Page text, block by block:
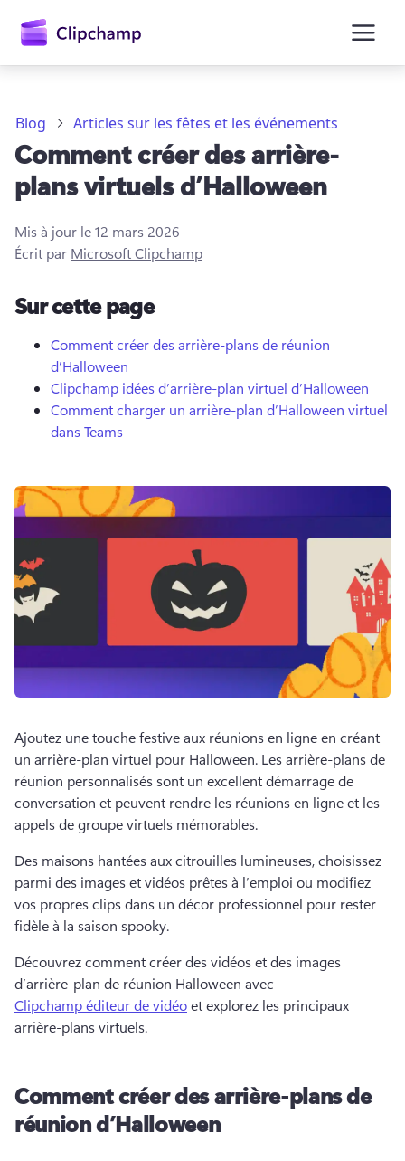
principal
Blog Articles sur les fêtes et les événements
Comment créer des arrière-
plans virtuels d’Halloween
Mis à jour le12 mars 2026
Écrit par Microsoft Clipchamp
Sur cette page
Comment créer des arrière-plans de réunion
d’Halloween
Clipchamp idées d’arrière-plan virtuel d’Halloween
Comment charger un arrière-plan d’Halloween virtuel
dans Teams
Ajoutez une touche festive aux réunions en ligne en créant
un arrière-plan virtuel pour Halloween. Les arrière-plans de
réunion personnalisés sont un excellent démarrage de
conversation et peuvent rendre les réunions en ligne et les
appels de groupe virtuels mémorables.
Des maisons hantées aux citrouilles lumineuses, choisissez
parmi des images et vidéos prêtes à l’emploi ou modifiez
vos propres clips dans un décor professionnel pour rester
fidèle à la saison spooky.
Découvrez comment créer des vidéos et des images
d’arrière-plan de réunion Halloween avec
Clipchamp éditeur de vidéo et explorez les principaux
arrière-plans virtuels.
Comment créer des arrière-plans de
réunion d’Halloween